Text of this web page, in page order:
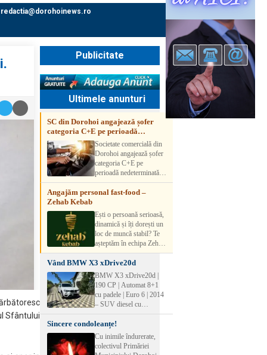
redactia@dorohoinews.ro
Sfântului
Publicitate
Ultimele anunturi
SC din Dorohoi angajează șofer
categoria C+E pe perioadă
nedeterminatăSocietate comercială din
Dorohoi angajează șofer
categoria C+E pe
perioadă nedeterminată.
Candidatul trebuie să
aibă experiență și atestat
detalii, vă rog să sunați la
numărul de telefon.
Angajăm personal fast-food –
Zehab Kebab
Ești o persoană serioasă,
dinamică și îți dorești un
loc de muncă stabil? Te
așteptăm în echipa Zehab
Kebab! Posturi
disponibile: -
SHAORMAR AJUTOR
BUCATAR 2/posturi -
LUCRATOR
COMERCIAL
OFERIM : Contract de
muncă Program flexibil
Salariu motivant, în
funcție de experienț
Vând BMW X3 xDrive20d
BMW X3 xDrive20d |
190 CP | Automat 8+1
cu padele | Euro 6 | 2014
– SUV diesel cu
perfect pentru cei care
doresc performanță,
confort și siguranță în
orice condiții.
Sincere condoleanțe!
Cu inimile îndurerate,
colectivul Primăriei